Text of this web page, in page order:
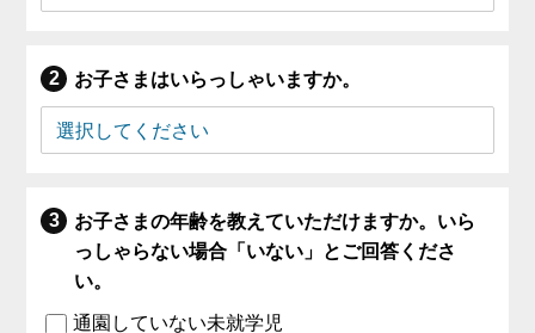
お子さまはいらっしゃいますか。
お子さまの年齢を教えていただけますか。いら
っしゃらない場合「いない」とご回答くださ
い。
通園していない未就学児